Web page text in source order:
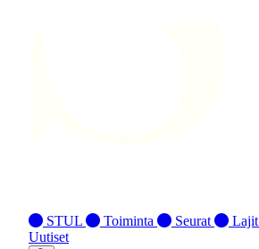
STUL Toiminta Seurat Lajit
Uutiset